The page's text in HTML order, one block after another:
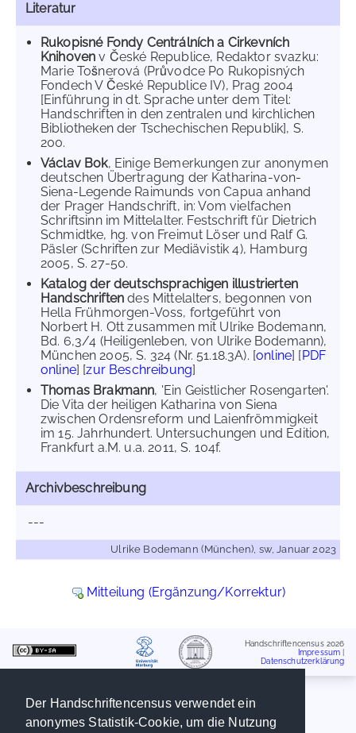
Der Handschriftencensus verwendet ein
anonymes Statistik-Cookie, um die Nutzung
Literatur
Rukopisné Fondy Centrálních a Cirkevních
Knihoven v České Republice, Redaktor svazku:
Marie Tošnerová (Průvodce Po Rukopisných
Fondech V České Republice IV), Prag 2004
[Einführung in dt. Sprache unter dem Titel:
Handschriften in den zentralen und kirchlichen
Bibliotheken der Tschechischen Republik], S.
200.
Václav Bok, Einige Bemerkungen zur anonymen
deutschen Übertragung der Katharina-von-
Siena-Legende Raimunds von Capua anhand
der Prager Handschrift, in: Vom vielfachen
Schriftsinn im Mittelalter. Festschrift für Dietrich
Schmidtke, hg. von Freimut Löser und Ralf G.
Päsler (Schriften zur Mediävistik 4), Hamburg
2005, S. 27-50.
Katalog der deutschsprachigen illustrierten
Handschriften des Mittelalters, begonnen von
Hella Frühmorgen-Voss, fortgeführt von
Norbert H. Ott zusammen mit Ulrike Bodemann,
Bd. 6,3/4 (Heiligenleben, von Ulrike Bodemann),
München 2005, S. 324 (Nr. 51.18.3A). [online] [PDF
online] [zur Beschreibung]
Thomas Brakmann, 'Ein Geistlicher Rosengarten'.
Die Vita der heiligen Katharina von Siena
zwischen Ordensreform und Laienfrömmigkeit
im 15. Jahrhundert. Untersuchungen und Edition,
Frankfurt a.M. u.a. 2011, S. 104f.
Archivbeschreibung
---
Ulrike Bodemann (München), sw, Januar 2023
Mitteilung (Ergänzung/Korrektur)
Handschriftencensus 2026
Impressum
Datenschutzerklärung